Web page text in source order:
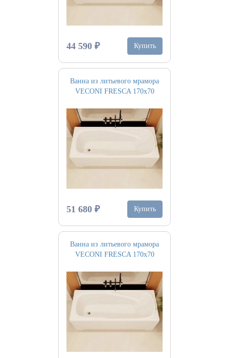
44 590 ₽ Купить
Ванна из литьевого мрамора
VECONI FRESCA 170х70
51 680 ₽ Купить
Ванна из литьевого мрамора
VECONI FRESCA 170х70